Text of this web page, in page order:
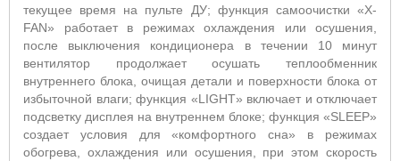
текущее время на пульте ДУ; функция самоочистки «X-
FAN» работает в режимах охлаждения или осушения,
после выключения кондиционера в течении 10 минут
вентилятор продолжает осушать теплообменник
внутреннего блока, очищая детали и поверхности блока от
избыточной влаги; функция «LIGHT» включает и отключает
подсветку дисплея на внутреннем блоке; функция «SLEEP»
создает условия для «комфортного сна» в режимах
обогрева, охлаждения или осушения, при этом скорость